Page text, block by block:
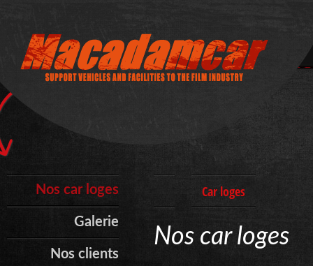
Car loges
Nos car loges
Nos car loges
Galerie
Nos clients